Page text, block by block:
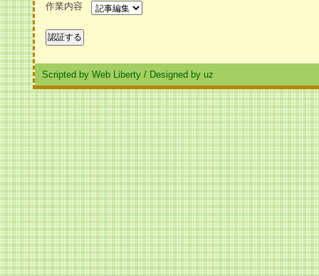
作業内容
Scripted by Web Liberty / Designed by uz